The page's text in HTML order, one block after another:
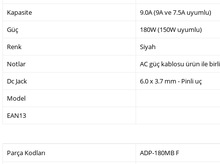
Kapasite
9.0A (9A ve 7.5A uyumlu)
Güç
180W (150W uyumlu)
Renk
Siyah
Notlar
AC güç kablosu ürün ile
Dc Jack
6.0 x 3.7 mm - Pinli uç
Model
EAN13
Parça Kodları
ADP-180MB F